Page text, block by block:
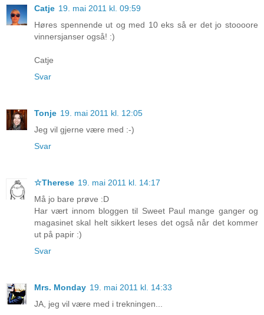
Catje 19. mai 2011 kl. 09:59
Høres spennende ut og med 10 eks så er det jo stoooore
vinnersjanser også! :)
Catje
Svar
Tonje 19. mai 2011 kl. 12:05
Jeg vil gjerne være med :-)
Svar
☆Therese 19. mai 2011 kl. 14:17
Må jo bare prøve :D
Har vært innom bloggen til Sweet Paul mange ganger og
magasinet skal helt sikkert leses det også når det kommer
ut på papir :)
Svar
Mrs. Monday 19. mai 2011 kl. 14:33
JA, jeg vil være med i trekningen...